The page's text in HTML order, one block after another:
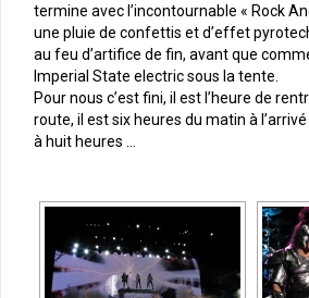
termine avec l’incontournable « Rock
une pluie de confettis et d’effet
au feu d’artifice de fin, avant que
Imperial State electric sous la tente.
Pour nous c’est fini, il est l’heure de
route, il est six heures du matin à
à huit heures …